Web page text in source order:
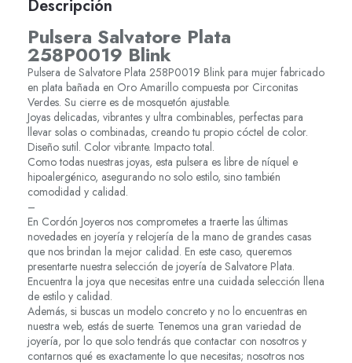
Descripción
Pulsera Salvatore Plata
258P0019 Blink
Pulsera de Salvatore Plata 258P0019 Blink para mujer fabricado
en plata bañada en Oro Amarillo compuesta por Circonitas
Verdes. Su cierre es de mosquetón ajustable.
Joyas delicadas, vibrantes y ultra combinables, perfectas para
llevar solas o combinadas, creando tu propio cóctel de color.
Diseño sutil. Color vibrante. Impacto total.
Como todas nuestras joyas, esta pulsera es libre de níquel e
hipoalergénico, asegurando no solo estilo, sino también
comodidad y calidad.
–
En Cordón Joyeros nos comprometes a traerte las últimas
novedades en joyería y relojería de la mano de grandes casas
que nos brindan la mejor calidad. En este caso, queremos
presentarte nuestra selección de joyería de Salvatore Plata.
Encuentra la joya que necesitas entre una cuidada selección llena
de estilo y calidad.
Además, si buscas un modelo concreto y no lo encuentras en
nuestra web, estás de suerte. Tenemos una gran variedad de
joyería, por lo que solo tendrás que contactar con nosotros y
contarnos qué es exactamente lo que necesitas; nosotros nos